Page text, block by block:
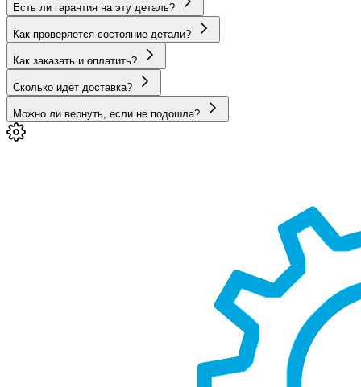
Есть ли гарантия на эту деталь?
Как проверяется состояние детали?
Как заказать и оплатить?
Сколько идёт доставка?
Можно ли вернуть, если не подошла?